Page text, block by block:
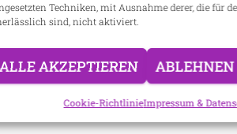
Techniken, mit Ausnahme derer, die für
sind, nicht aktiviert.
ALLE AKZEPTIEREN ABLEHNEN
Cookie-RichtlinieImpressum &
Schönthal unter Leitung von
waren die Jubelpaare in das
Egon Hausladen
Pfarreien und wünschten
Kaffee und Kuchen.